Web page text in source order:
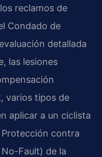
reclamos de
Condado de
detallada
las lesiones
varios tipos de
aplicar a un ciclista
contra
No-Fault) de la